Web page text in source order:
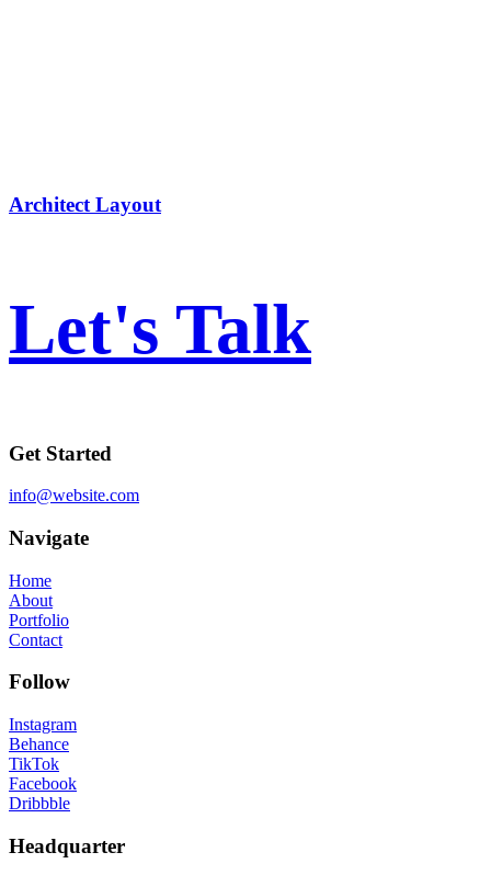
Architect Layout
Let's Talk
Get Started
info@website.com
Navigate
Home
About
Portfolio
Contact
Follow
Instagram
Behance
TikTok
Facebook
Dribbble
Headquarter